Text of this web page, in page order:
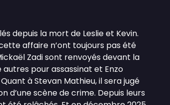
depuis la mort de Leslie et Kevin.
affaire n’ont toujours pas été
Zadi sont renvoyés devant la
autres pour assassinat et Enzo
à Stevan Mathieu, il sera jugé
d’une scène de crime. Depuis leurs